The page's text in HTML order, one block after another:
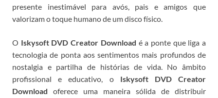
presente inestimável para avós, pais e amigos que
valorizam o toque humano de um disco físico.
O Iskysoft DVD Creator Download é a ponte que liga a
tecnologia de ponta aos sentimentos mais profundos de
nostalgia e partilha de histórias de vida. No âmbito
profissional e educativo, o Iskysoft DVD Creator
Download oferece uma maneira sólida de distribuir